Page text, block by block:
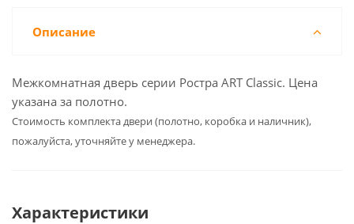
Описание
Межкомнатная дверь серии Ростра ART Classic. Цена
указана за полотно.
Cтоимость комплекта двери (полотно, коробка и наличник),
пожалуйста, уточняйте у менеджера.
Характеристики